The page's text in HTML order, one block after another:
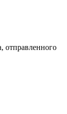
отправленного